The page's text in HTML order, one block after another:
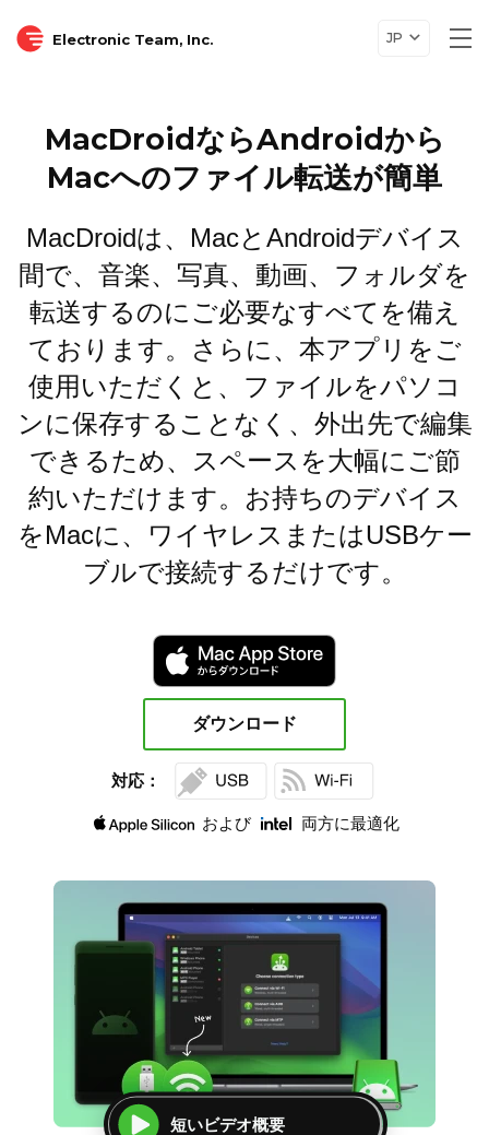
Electronic Team, Inc. JP
MacDroidならAndroidから
Macへのファイル転送が簡単
MacDroidは、MacとAndroidデバイス
間で、音楽、写真、動画、フォルダを
転送するのにご必要なすべてを備え
ております。さらに、本アプリをご
使用いただくと、ファイルをパソコ
ンに保存することなく、外出先で編集
できるため、スペースを大幅にご節
約いただけます。お持ちのデバイス
をMacに、ワイヤレスまたはUSBケー
ブルで接続するだけです。
ダウンロード
対応：
および 両方に最適化
短いビデオ概要